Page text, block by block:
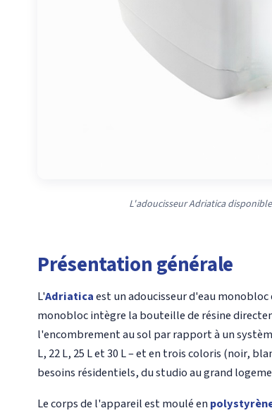
L'adoucisseur Adriatica
Présentation générale
L'Adriaticaest un adoucisseur d'eau
monobloc intègre la bouteille de résine
l'encombrement au sol par rapport à un
L, 22 L, 25 L et 30 L – et en trois coloris (noir,
besoins résidentiels, du studio au grand
Le corps de l'appareil est moulé en